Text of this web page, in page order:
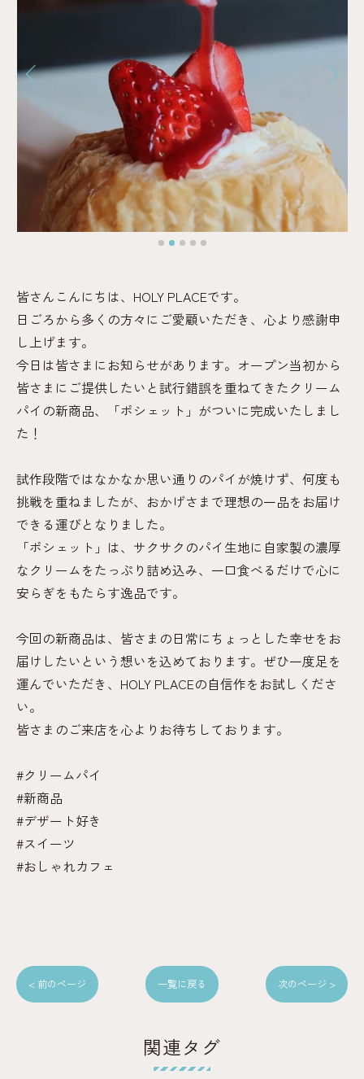
皆さんこんにちは、HOLY PLACEです。
日ごろから多くの方々にご愛顧いただき、心より感謝申
し上げます。
今日は皆さまにお知らせがあります。オープン当初から
皆さまにご提供したいと試行錯誤を重ねてきたクリーム
パイの新商品、「ポシェット」がついに完成いたしまし
た！
試作段階ではなかなか思い通りのパイが焼けず、何度も
挑戦を重ねましたが、おかげさまで理想の一品をお届け
できる運びとなりました。
「ポシェット」は、サクサクのパイ生地に自家製の濃厚
なクリームをたっぷり詰め込み、一口食べるだけで心に
安らぎをもたらす逸品です。
今回の新商品は、皆さまの日常にちょっとした幸せをお
届けしたいという想いを込めております。ぜひ一度足を
運んでいただき、HOLY PLACEの自信作をお試しくださ
い。
皆さまのご来店を心よりお待ちしております。
#クリームパイ
#新商品
#デザート好き
#スイーツ
#おしゃれカフェ
< 前のページ 一覧に戻る 次のページ >
関連タグ